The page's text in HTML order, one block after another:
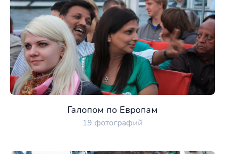
Галопом по Европам
19 фотографий